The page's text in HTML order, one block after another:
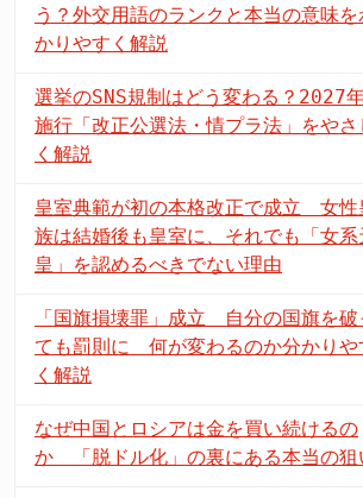
う？外交用語のランクと本当の意味を
かりやすく解説
選挙のSNS規制はどう変わる？2027
施行「改正公選法・情プラ法」をやさ
く解説
皇室典範が初の本格改正で成立 女性
族は結婚後も皇室に、それでも「女系
皇」を認めるべきでない理由
「国旗損壊罪」成立 自分の国旗を破
ても罰則に 何が変わるのか分かりや
く解説
なぜ中国とロシアは金を買い続けるの
か 「脱ドル化」の裏にある本当の狙